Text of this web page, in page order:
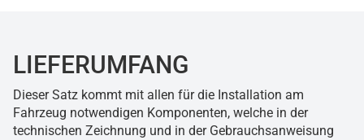
LIEFERUMFANG
Dieser Satz kommt mit allen für die Installation am
Fahrzeug notwendigen Komponenten, welche in der
technischen Zeichnung und in der Gebrauchsanweisung